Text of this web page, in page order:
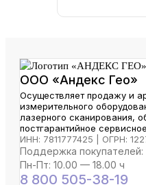
ООО «Андекс Гео»
Осуществляет продажу и
измерительного
лазерного сканирования,
постгарантийное
ИНН: 7811777425 | ОГРН:
Поддержка покупателей:
Пн-Пт: 10.00 — 18.00 ч
8 800 505-38-19